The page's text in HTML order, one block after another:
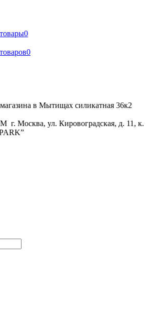
0
0
в Мытищах силикатная 36к2
ул. Кировоградская, д. 11, к.